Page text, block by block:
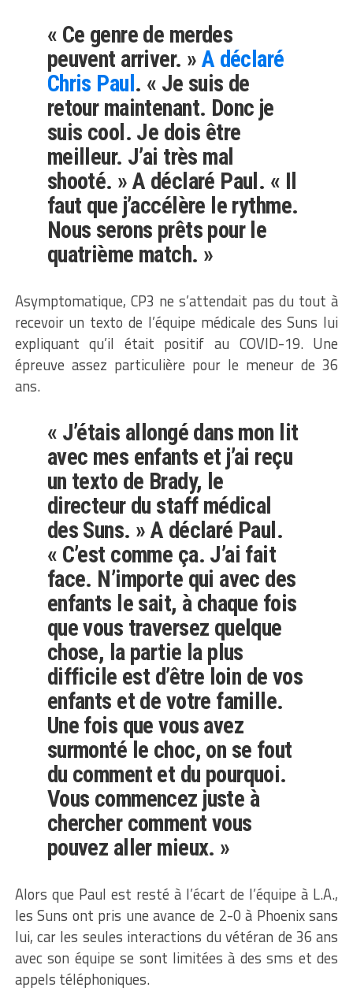
« Ce genre de merdes
peuvent arriver. » A déclaré
Chris Paul . « Je suis de
retour maintenant. Donc je
suis cool. Je dois être
meilleur. J’ai très mal
shooté. » A déclaré Paul. « Il
faut que j’accélère le rythme.
Nous serons prêts pour le
quatrième match. »
Asymptomatique, CP3 ne s’attendait pas du tout à
recevoir un texto de l’équipe médicale des Suns lui
expliquant qu’il était positif au COVID-19. Une
épreuve assez particulière pour le meneur de 36
ans.
« J’étais allongé dans mon lit
avec mes enfants et j’ai reçu
un texto de Brady, le
directeur du staff médical
des Suns. » A déclaré Paul.
« C’est comme ça. J’ai fait
face. N’importe qui avec des
enfants le sait, à chaque fois
que vous traversez quelque
chose, la partie la plus
difficile est d’être loin de vos
enfants et de votre famille.
Une fois que vous avez
surmonté le choc, on se fout
du comment et du pourquoi.
Vous commencez juste à
chercher comment vous
pouvez aller mieux. »
Alors que Paul est resté à l’écart de l’équipe à L.A.,
les Suns ont pris une avance de 2-0 à Phoenix sans
lui, car les seules interactions du vétéran de 36 ans
avec son équipe se sont limitées à des sms et des
appels téléphoniques.